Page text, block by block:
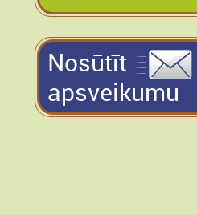
Nosūtīt
apsveikumu